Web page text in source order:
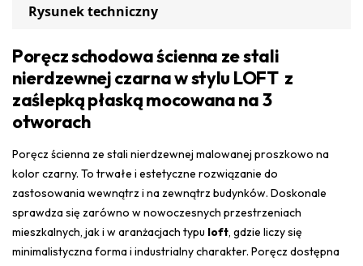
Rysunek techniczny
Poręcz schodowa ścienna ze stali
nierdzewnej czarna w stylu LOFT z
zaślepką płaską mocowana na 3
otworach
Poręcz ścienna ze stali nierdzewnej malowanej proszkowo na
kolor czarny. To trwałe i estetyczne rozwiązanie do
zastosowania wewnątrz i na zewnątrz budynków. Doskonale
sprawdza się zarówno w nowoczesnych przestrzeniach
mieszkalnych, jak i w aranżacjach typu loft, gdzie liczy się
minimalistyczna forma i industrialny charakter. Poręcz dostępna